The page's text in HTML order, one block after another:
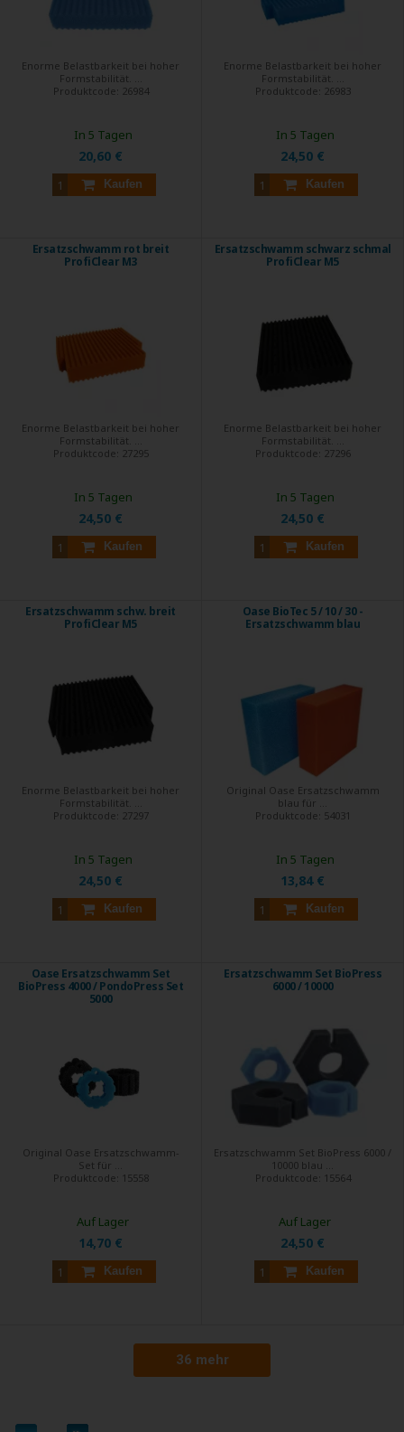
Enorme Belastbarkeit bei hoher
Formstabilität. ...
Produktcode: 26984
20,60 €
Kaufen
In 5 Tagen
Enorme Belastbarkeit bei hoher
Formstabilität. ...
Produktcode: 26983
24,50 €
Kaufen
In 5 Tagen
Ersatzschwamm rot breit
ProfiClear M3
Enorme Belastbarkeit bei hoher
Formstabilität. ...
Produktcode: 27295
24,50 €
Kaufen
In 5 Tagen
Ersatzschwamm schwarz schmal
ProfiClear M5
Enorme Belastbarkeit bei hoher
Formstabilität. ...
Produktcode: 27296
24,50 €
Kaufen
In 5 Tagen
Ersatzschwamm schw. breit
ProfiClear M5
Enorme Belastbarkeit bei hoher
Formstabilität. ...
Produktcode: 27297
24,50 €
Kaufen
In 5 Tagen
Oase BioTec 5 / 10 / 30 -
Ersatzschwamm blau
Original Oase Ersatzschwamm
blau für ...
Produktcode: 54031
13,84 €
Kaufen
In 5 Tagen
Oase Ersatzschwamm Set
BioPress 4000 / PondoPress Set
5000
Original Oase Ersatzschwamm-
Set für ...
Produktcode: 15558
14,70 €
Kaufen
Auf Lager
Ersatzschwamm Set BioPress
6000 / 10000
Ersatzschwamm Set BioPress 6000 /
10000 blau ...
Produktcode: 15564
24,50 €
Kaufen
Auf Lager
36 mehr